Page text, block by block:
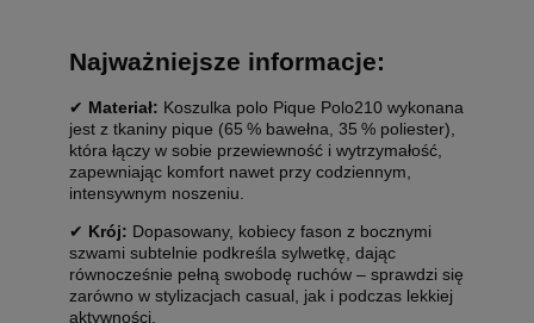
Najważniejsze informacje:
✔ Materiał: Koszulka polo Pique Polo210 wykonana
jest z tkaniny pique (65 % bawełna, 35 % poliester),
która łączy w sobie przewiewność i wytrzymałość,
zapewniając komfort nawet przy codziennym,
intensywnym noszeniu.
✔ Krój: Dopasowany, kobiecy fason z bocznymi
szwami subtelnie podkreśla sylwetkę, dając
równocześnie pełną swobodę ruchów – sprawdzi się
zarówno w stylizacjach casual, jak i podczas lekkiej
aktywności.